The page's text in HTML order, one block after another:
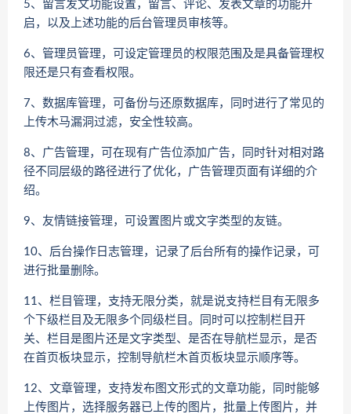
5、留言发文功能设置，留言、评论、发表文章的功能开
启，以及上述功能的后台管理员审核等。
6、管理员管理，可设定管理员的权限范围及是具备管理权
限还是只有查看权限。
7、数据库管理，可备份与还原数据库，同时进行了常见的
上传木马漏洞过滤，安全性较高。
8、广告管理，可在现有广告位添加广告，同时针对相对路
径不同层级的路径进行了优化，广告管理页面有详细的介
绍。
9、友情链接管理，可设置图片或文字类型的友链。
10、后台操作日志管理，记录了后台所有的操作记录，可
进行批量删除。
11、栏目管理，支持无限分类，就是说支持栏目有无限多
个下级栏目及无限多个同级栏目。同时可以控制栏目开
关、栏目是图片还是文字类型、是否在导航栏显示，是否
在首页板块显示，控制导航栏木首页板块显示顺序等。
12、文章管理，支持发布图文形式的文章功能，同时能够
上传图片，选择服务器已上传的图片，批量上传图片，并